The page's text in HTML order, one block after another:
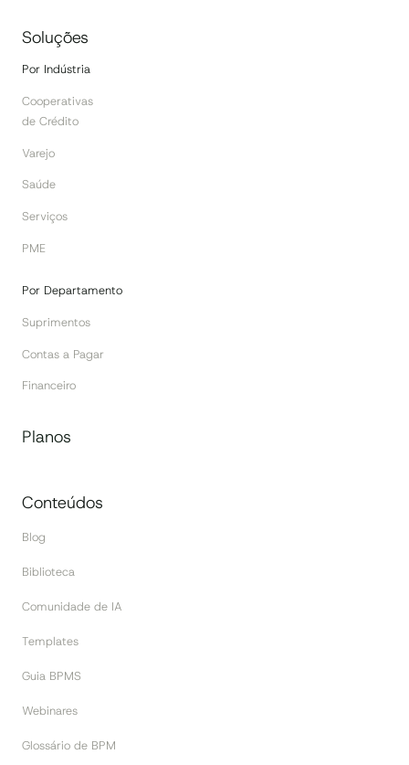
Soluções
Por Indústria
Cooperativas
de Crédito
Varejo
Saúde
Serviços
PME
Por Departamento
Suprimentos
Contas a Pagar
Financeiro
Planos
Conteúdos
Blog
Biblioteca
Comunidade de IA
Templates
Guia BPMS
Webinares
Glossário de BPM